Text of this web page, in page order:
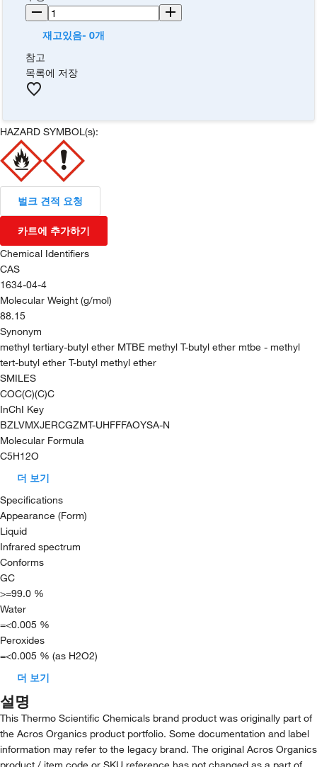
재고있음- 0개
참고
목록에 저장
HAZARD SYMBOL(s):
벌크 견적 요청
카트에 추가하기
Chemical Identifiers
CAS
1634-04-4
Molecular Weight (g/mol)
88.15
Synonym
methyl tertiary-butyl ether MTBE methyl T-butyl ether mtbe - methyl
tert-butyl ether T-butyl methyl ether
SMILES
COC(C)(C)C
InChI Key
BZLVMXJERCGZMT-UHFFFAOYSA-N
Molecular Formula
C5H12O
더 보기
Specifications
Appearance (Form)
Liquid
Infrared spectrum
Conforms
GC
>=99.0 %
Water
=<0.005 %
Peroxides
=<0.005 % (as H2O2)
더 보기
설명
This Thermo Scientific Chemicals brand product was originally part of
the Acros Organics product portfolio. Some documentation and label
information may refer to the legacy brand. The original Acros Organics
product / item code or SKU reference has not changed as a part of